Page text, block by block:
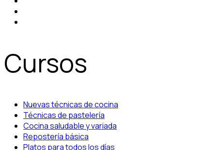
Cursos
Nuevas técnicas de cocina
Técnicas de pastelería
Cocina saludable y variada
Repostería básica
Platos para todos los días